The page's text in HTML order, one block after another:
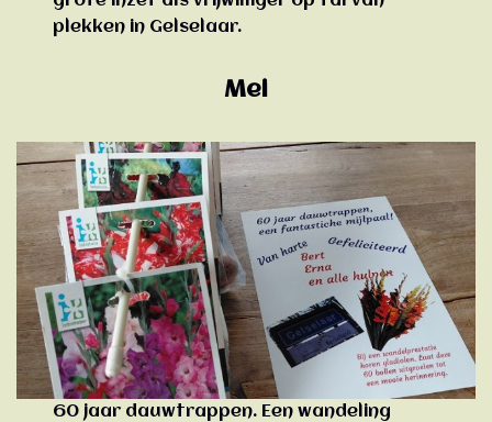
plekken in Gelselaar.
Mei
60 jaar dauwtrappen. Een wandeling